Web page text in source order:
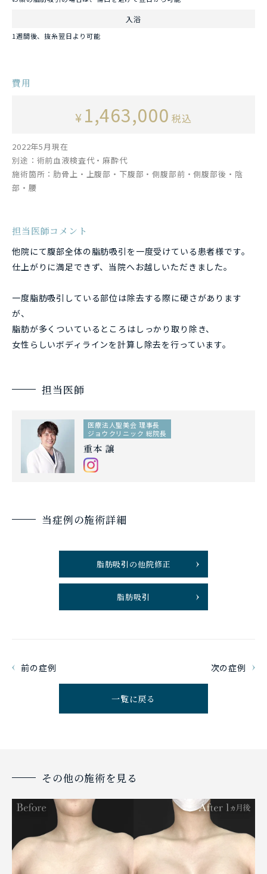
入浴
1週間後、抜糸翌日より可能
費用
¥ 1,463,000 税込
2022年5月現在
別途：術前血液検査代・麻酔代
施術箇所：肋骨上・上腹部・下腹部・側腹部前・側腹部後・陰
部・腰
担当医師コメント
他院にて腹部全体の脂肪吸引を一度受けている患者様です。
仕上がりに満足できず、当院へお越しいただきました。
一度脂肪吸引している部位は除去する際に硬さがあります
が、
脂肪が多くついているところはしっかり取り除き、
女性らしいボディラインを計算し除去を行っています。
担当医師
医療法人聖美会 理事長
ジョウクリニック 総院長
重本 譲
当症例の施術詳細
脂肪吸引の他院修正
脂肪吸引
前の症例 次の症例
一覧に戻る
その他の施術を見る